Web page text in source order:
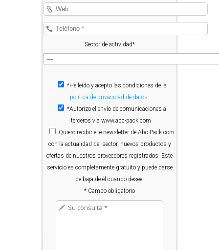
Sector de actividad*
*He leído y acepto las condiciones de la
política de privacidad de datos.
*Autorizo el envío de comunicaciones a
terceros vía www.abc-pack.com
Quiero recibir el e-newsletter de Abc-Pack.com
con la actualidad del sector, nuevos productos y
ofertas de nuestros proveedores registrados. Este
servicio es completamente gratuito y puede darse
de baja de él cuando desee.
* Campo obligatorio